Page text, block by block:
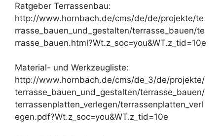
Ratgeber Terrassenbau:
http://www.hornbach.de/cms/de/de/projekte/te
rrasse_bauen_und_gestalten/terrasse_bauen/te
rrasse_bauen.html?Wt.z_soc=you&WT.z_tid=10e
Material- und Werkzeugliste:
http://www.hornbach.de/cms/de_3/de/projekte/
terrasse_bauen_und_gestalten/terrasse_bauen/
terrassenplatten_verlegen/terrassenplatten_verl
egen.pdf?Wt.z_soc=you&WT.z_tid=10e